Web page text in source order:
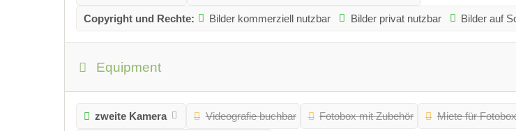
Copyright und Rechte: Bilder kommerziell nutzbar Bilder privat nutzbar Bilder auf
Equipment
zweite Kamera Videografie buchbar Fotobox mit Zubehör Miete für